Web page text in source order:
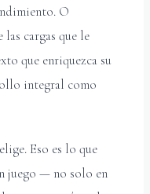
O
cargas que le
que enriquezca su
integral como
Eso es lo que
juego — no solo en